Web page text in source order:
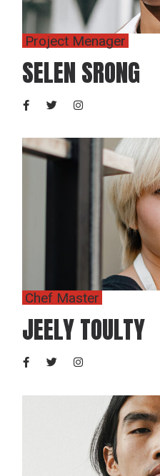
Project Menager
SELEN SRONG
Chef Master
JEELY TOULTY